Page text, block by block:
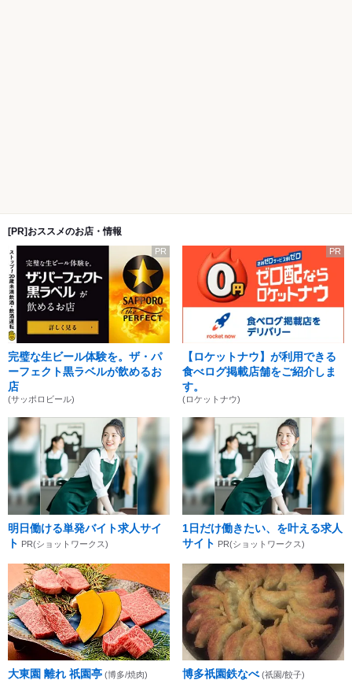
[PR]おススメのお店・情報
PR
完璧な生ビール体験を。ザ・パ
ーフェクト黒ラベルが飲めるお
店
(サッポロビール)
PR
【ロケットナウ】が利用できる
食べログ掲載店舗をご紹介しま
す。
(ロケットナウ)
明日働ける単発バイト求人サイ
ト PR(ショットワークス)
1日だけ働きたい、を叶える求人
サイト PR(ショットワークス)
大東園 離れ 祇園亭 (博多/焼肉) 博多祇園鉄なべ (祇園/餃子)